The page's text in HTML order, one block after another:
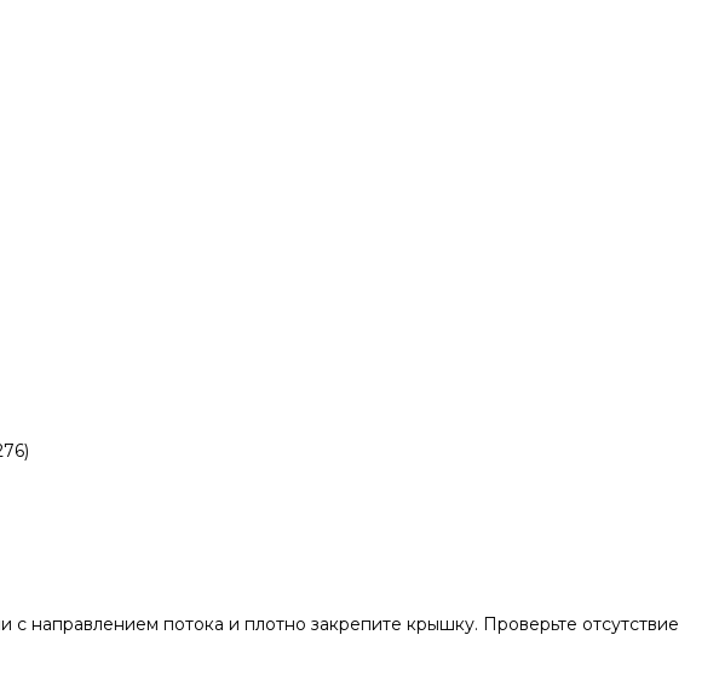
направлением потока и плотно закрепите крышку. Проверьте отсутствие